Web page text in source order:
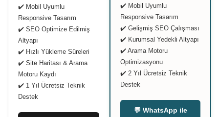
✔️ Mobil Uyumlu
Responsive Tasarım
✔️ SEO Optimize Edilmiş
Altyapı
✔️ Hızlı Yükleme Süreleri
✔️ Site Haritası & Arama
Motoru Kaydı
✔️ 1 Yıl Ücretsiz Teknik
Destek
✔️ Mobil Uyumlu
Responsive Tasarım
✔️ Gelişmiş SEO Çalışması
✔️ Kurumsal Yedekli Altyapı
✔️ Arama Motoru
Optimizasyonu
✔️ 2 Yıl Ücretsiz Teknik
Destek
💬 WhatsApp ile